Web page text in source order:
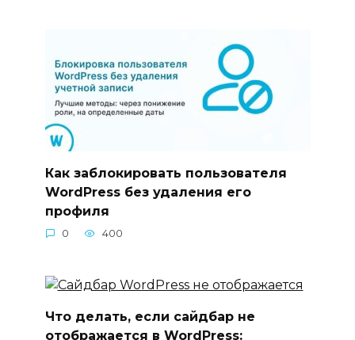
Как заблокировать пользователя
WordPress без удаления его
профиля
0 400
Что делать, если сайдбар не
отображается в WordPress: